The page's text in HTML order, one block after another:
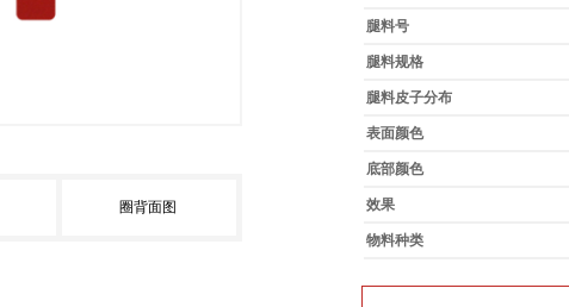
圈背面图
腿料号
腿料规格
腿料皮子分布
表面颜色
底部颜色
效果
物料种类